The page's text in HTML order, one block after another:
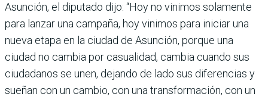
Asunción, el diputado dijo: “Hoy no vinimos solamente
para lanzar una cam­paña, hoy vinimos para iniciar una
nueva etapa en la ciudad de Asunción, porque una
ciudad no cambia por casualidad, cambia cuando sus
ciudadanos se unen, dejando de lado sus diferencias y
sueñan con un cambio, con una transformación, con un